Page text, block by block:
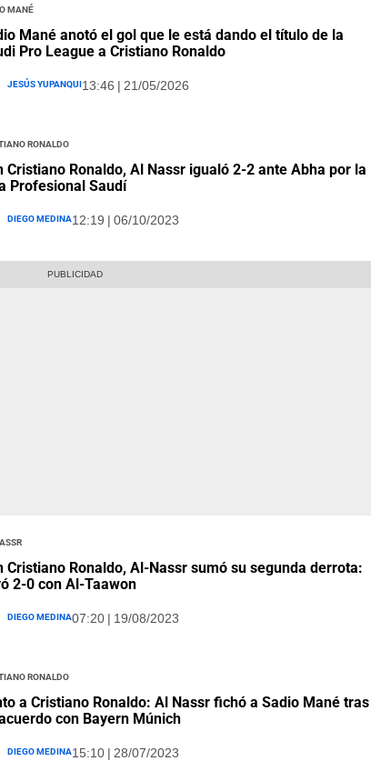
Mané
Mané anotó el gol que le está dando el título de la
Pro League a Cristiano Ronaldo
Jesús Yupanqui13:46 | 21/05/2026
Ronaldo
Cristiano Ronaldo, Al Nassr igualó 2-2 ante Abha por la
Profesional Saudí
Diego Medina12:19 | 06/10/2023
Cristiano Ronaldo, Al-Nassr sumó su segunda derrota:
2-0 con Al-Taawon
Diego Medina07:20 | 19/08/2023
Ronaldo
a Cristiano Ronaldo: Al Nassr fichó a Sadio Mané tras
con Bayern Múnich
Diego Medina15:10 | 28/07/2023